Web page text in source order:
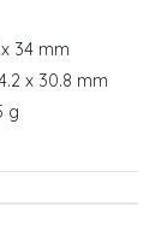
34 mm
x 30.8 mm
g